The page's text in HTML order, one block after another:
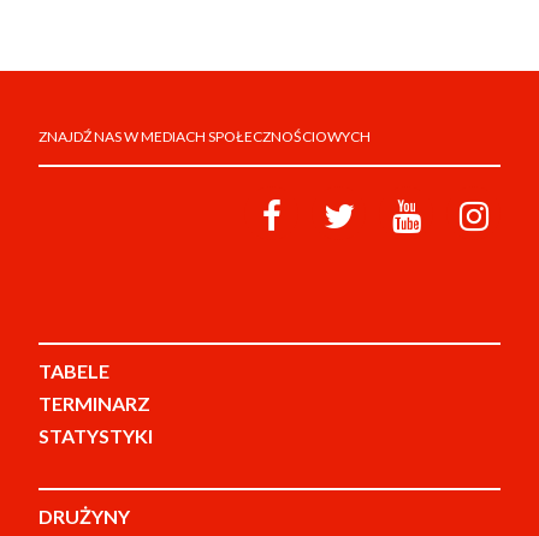
ZNAJDŹ NAS W MEDIACH SPOŁECZNOŚCIOWYCH
TABELE
TERMINARZ
STATYSTYKI
DRUŻYNY